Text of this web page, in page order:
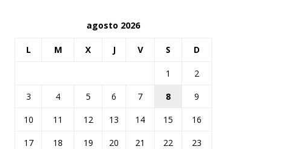
agosto 2026
L M X J V S D
1
2
3
4 5 6 7 8
9
10
11 12 13 14 15
16
17
18 19 20 21 22
23